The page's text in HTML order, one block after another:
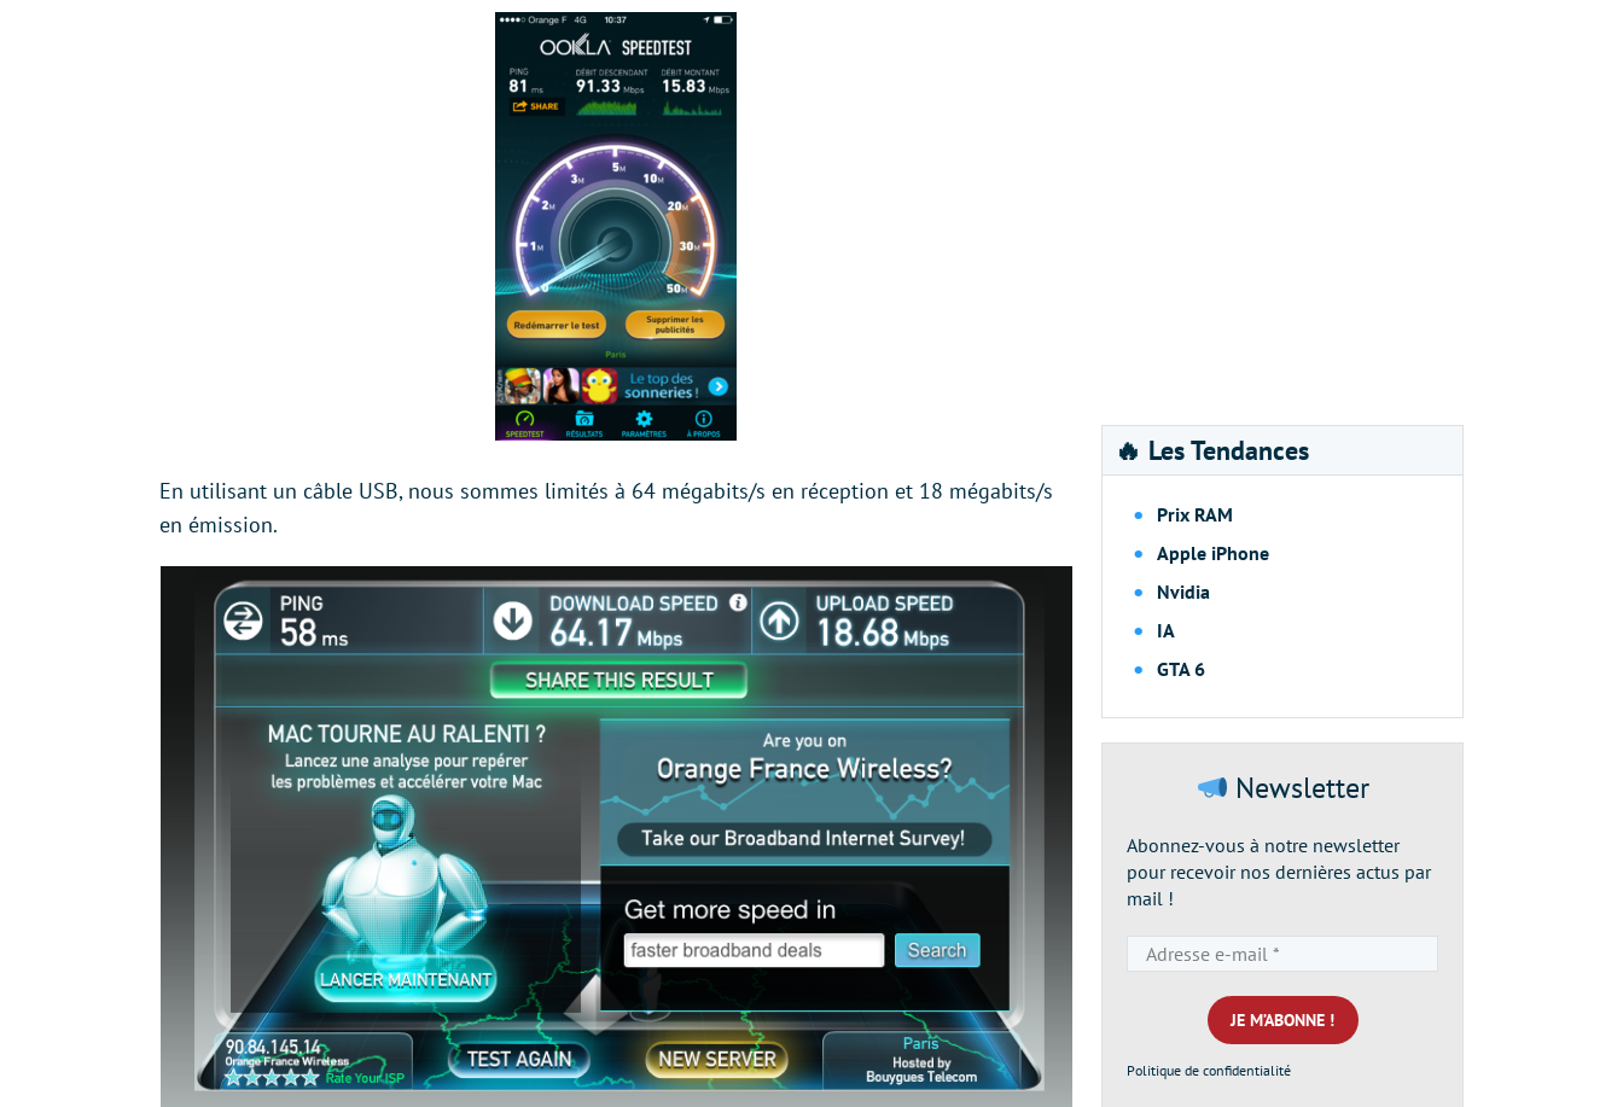
En utilisant un câble USB, nous sommes limités à 64 mégabits/s en réception et 18 mégabits/s
en émission.
🔥 Les Tendances
Prix RAM
Apple iPhone
Nvidia
IA
GTA 6
Newsletter
Abonnez-vous à notre newsletter
pour recevoir nos dernières actus par
mail !
e-
mail
*
Politique de confidentialité